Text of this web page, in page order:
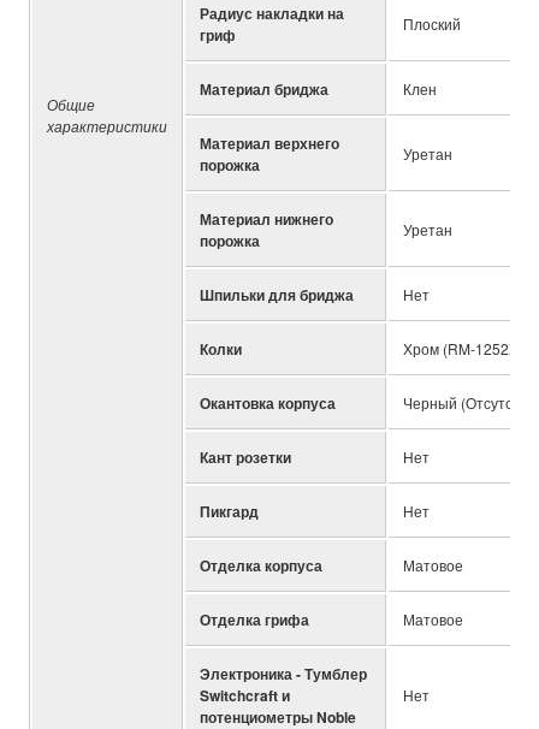
Общие
характеристики
Радиус накладки на
гриф
Плоский
Материал бриджа Клен
Материал верхнего
порожка
Уретан
Материал нижнего
порожка
Уретан
Шпильки для бриджа Нет
Колки Хром (RM-1252X)
Окантовка корпуса Черный
Кант розетки Нет
Пикгард Нет
Отделка корпуса Матовое
Отделка грифа Матовое
Электроника - Тумблер
Switchcraft и
потенциометры Noble
Нет